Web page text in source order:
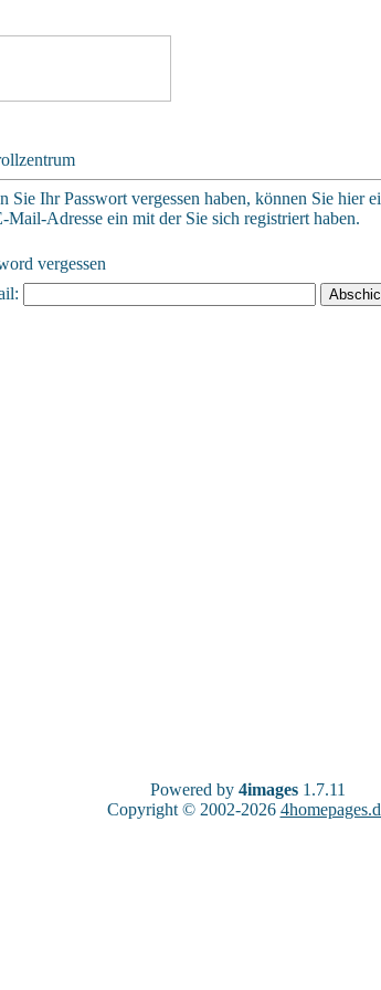
Sie Ihr Passwort vergessen haben, können Sie hier
Mail-Adresse ein mit der Sie sich registriert haben.
vergessen
Powered by 4images1.7.11
Copyright © 2002-2026